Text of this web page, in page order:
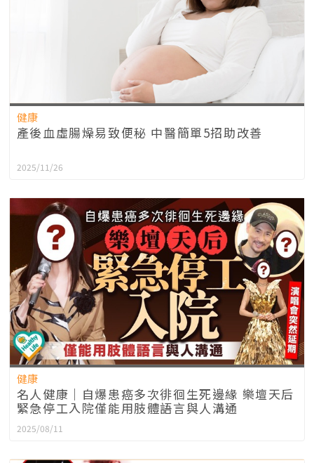
健康
產後血虛腸燥易致便秘 中醫簡單5招助改善
2025/11/26
健康
名人健康｜自爆患癌多次徘徊生死邊緣 樂壇天后
緊急停工入院僅能用肢體語言與人溝通
2025/08/11